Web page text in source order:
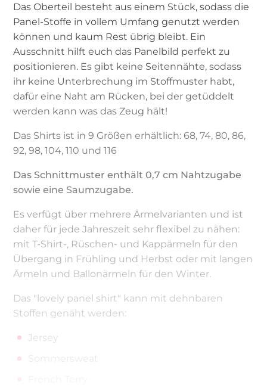
Das Oberteil besteht aus einem Stück, sodass die
Panel-Stoffe in vollem Umfang genutzt werden
können und kaum Rest übrig bleibt. Ein
Ausschnitt hilft euch das Panelbild perfekt zu
positionieren. Es gibt keine Seitennähte, sodass
ihr keine Unterbrechung im Stoffmuster habt,
dafür eine Naht am Rücken, bei der getüddelt
werden kann was das Zeug hält!
Das Shirts ist in 9 Größen erhältlich: 68, 74, 80, 86,
92, 98, 104, 110 und 116
Das Schnittmuster enthält 0,7 cm Nahtzugabe
sowie eine Saumzugabe.
Es verfügt über mehrere Ärmelvarianten und ist
daher für jede Jahreszeit sehr flexibel zu nähen:
mit T-Shirt-, Rüschen- und Kappärmeln für den
Übergang in Frühling und Herbst oder mit langen
Ärmeln und Ballonärmeln für den Winter.
Das "lovely panel shirt" kann mit dehnbaren
Stoffen genäht werden:
Jersey
Sommersweat